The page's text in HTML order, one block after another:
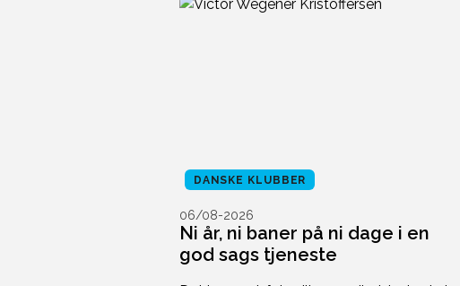
DANSKE KLUBBER
06/08-2026
Ni år, ni baner på ni dage i en
god sags tjeneste